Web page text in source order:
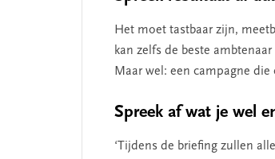
Het moet tastbaar zijn,
kan zelfs de beste
Maar wel: een campagne
Spreek af wat je wel
‘Tijdens de briefing zullen